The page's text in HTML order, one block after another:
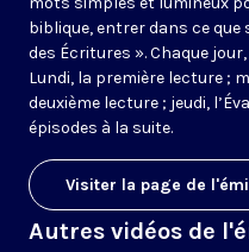
biblique, entrer dans ce
des Écritures ». Chaque
Lundi, la première lecture ;
deuxième lecture ; jeudi,
épisodes à la suite.
Visiter la page de
Autres vidéos de